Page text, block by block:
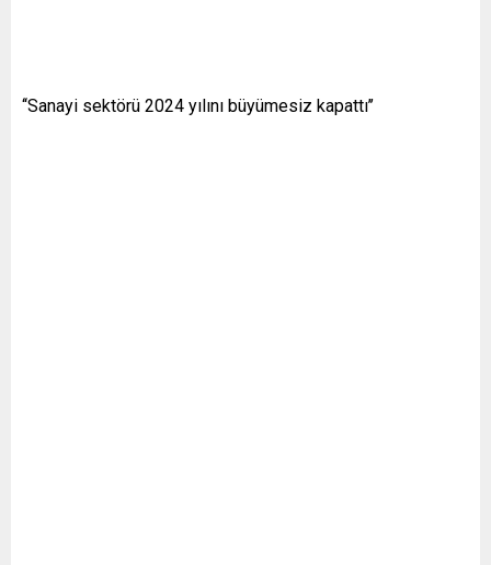
‘‘Sanayi sektörü 2024 yılını büyümesiz kapattı’’